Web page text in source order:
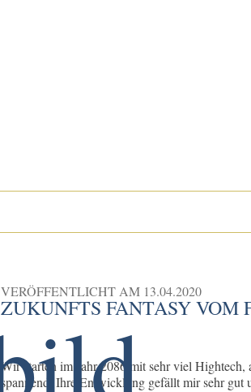
VERÖFFENTLICHT AM 13.04.2020
ZUKUNFTS FANTASY VOM
Wir starten im Jahr 2086 mit sehr viel
spannend. Ihre Entwicklung gefällt mir sehr gut